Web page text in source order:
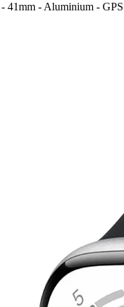
41mm - Aluminium - GPS